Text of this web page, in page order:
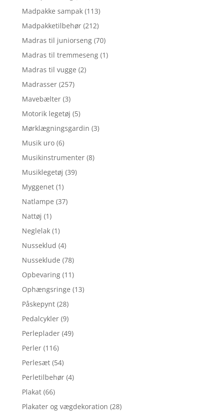
Madpakke sampak (113)
Madpakketilbehør (212)
Madras til juniorseng (70)
Madras til tremmeseng (1)
Madras til vugge (2)
Madrasser (257)
Mavebælter (3)
Motorik legetøj (5)
Mørklægningsgardin (3)
Musik uro (6)
Musikinstrumenter (8)
Musiklegetøj (39)
Myggenet (1)
Natlampe (37)
Nattøj (1)
Neglelak (1)
Nusseklud (4)
Nusseklude (78)
Opbevaring (11)
Ophængsringe (13)
Påskepynt (28)
Pedalcykler (9)
Perleplader (49)
Perler (116)
Perlesæt (54)
Perletilbehør (4)
Plakat (66)
Plakater og vægdekoration (28)